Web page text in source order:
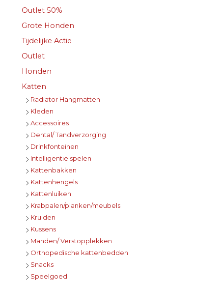
Outlet 50%
Grote Honden
Tijdelijke Actie
Outlet
Honden
Katten
Radiator Hangmatten
Kleden
Accessoires
Dental/ Tandverzorging
Drinkfonteinen
Intelligentie spelen
Kattenbakken
Kattenhengels
Kattenluiken
Krabpalen/planken/meubels
Kruiden
Kussens
Manden/ Verstopplekken
Orthopedische kattenbedden
Snacks
Speelgoed